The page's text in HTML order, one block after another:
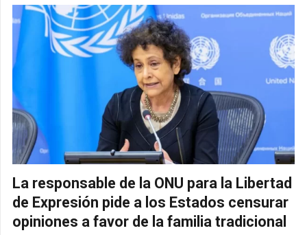
La responsable de la ONU para la Libertad
de Expresión pide a los Estados censurar
opiniones a favor de la familia tradicional